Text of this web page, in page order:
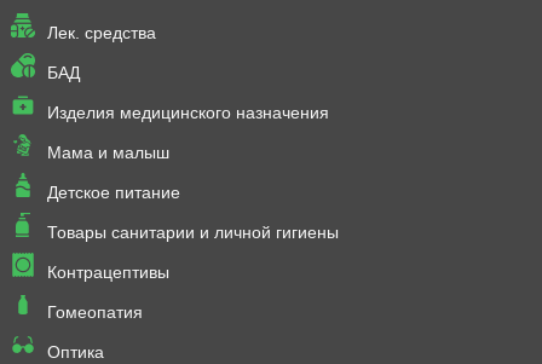
Лек. средства
БАД
Изделия медицинского назначения
Мама и малыш
Детское питание
Товары санитарии и личной гигиены
Контрацептивы
Гомеопатия
Оптика